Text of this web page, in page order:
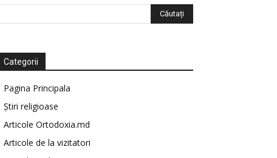
Categorii
Pagina Principala
Știri religioase
Articole Ortodoxia.md
Articole de la vizitatori